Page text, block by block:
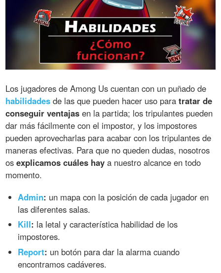
Los jugadores de Among Us cuentan con un puñado de
habilidades de las que pueden hacer uso paratratar de
conseguir ventajas en la partida; los tripulantes pueden
dar más fácilmente con el impostor, y los impostores
pueden aprovecharlas para acabar con los tripulantes de
maneras efectivas. Para que no queden dudas, nosotros
osexplicamos cuáles hay a nuestro alcance en todo
momento.
Admin: un mapa con la posición de cada jugador en
las diferentes salas.
Kill: la letal y característica habilidad de los
impostores.
Report: un botón para dar la alarma cuando
encontramos cadáveres.